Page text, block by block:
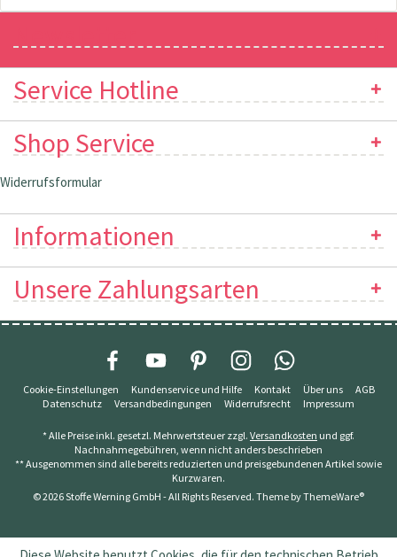
Service Hotline
Shop Service
Widerrufsformular
Informationen
Unsere Zahlungsarten
Cookie-Einstellungen Kundenservice und Hilfe Kontakt Über uns
AGB
Datenschutz
Versandbedingungen Widerrufsrecht Impressum
* Alle Preise inkl. gesetzl. Mehrwertsteuer zzgl. Versandkosten und ggf.
Nachnahmegebühren, wenn nicht anders beschrieben
** Ausgenommen sind alle bereits reduzierten und preisgebundenen Artikel sowie
Kurzwaren.
© 2026 Stoffe Werning GmbH - All Rights Reserved. Theme byThemeWare®